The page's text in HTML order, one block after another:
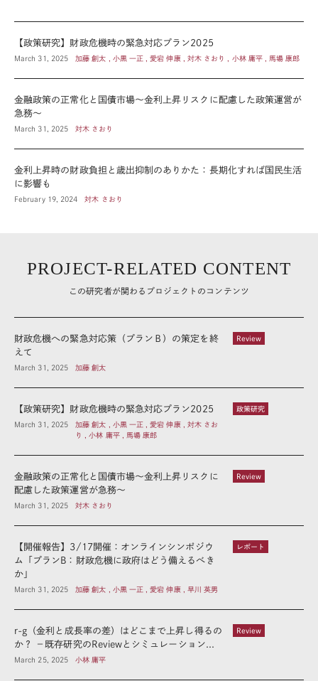
【政策研究】財政危機時の緊急対応プラン2025
March 31, 2025 加藤 創太 , 小黒 一正 , 愛宕 伸康 , 対木 さおり , 小林 庸平 , 馬場 康郎
金融政策の正常化と国債市場～金利上昇リスクに配慮した政策運営が
急務～
March 31, 2025 対木 さおり
金利上昇時の財政負担と歳出抑制のありかた：長期化すれば国民生活
に影響も
February 19, 2024 対木 さおり
PROJECT-RELATED CONTENT
この研究者が関わるプロジェクトのコンテンツ
Review
財政危機への緊急対応策（プランＢ）の策定を終
えて
March 31, 2025 加藤 創太
政策研究
【政策研究】財政危機時の緊急対応プラン2025
March 31, 2025
加藤 創太 , 小黒 一正 , 愛宕 伸康 , 対木 さお
り , 小林 庸平 , 馬場 康郎
Review
金融政策の正常化と国債市場～金利上昇リスクに
配慮した政策運営が急務～
March 31, 2025 対木 さおり
レポート
【開催報告】3/17開催：オンラインシンポジウ
ム「プランB：財政危機に政府はどう備えるべき
か」
March 31, 2025 加藤 創太 , 小黒 一正 , 愛宕 伸康 , 早川 英男
Review
r-g（金利と成長率の差）はどこまで上昇し得るの
か？ －既存研究のReviewとシミュレーション...
March 25, 2025 小林 庸平